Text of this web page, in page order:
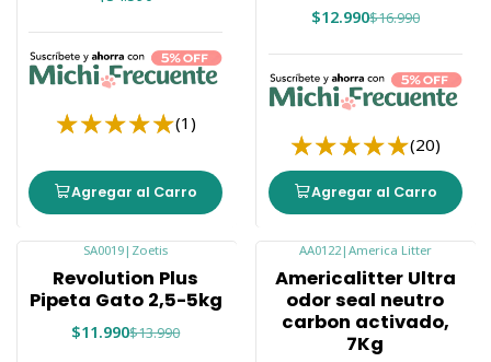
(1)
Agregar al Carro
$12.990$16.990
(20)
Agregar al Carro
SA0019 | Zoetis
Revolution Plus
Pipeta Gato 2,5-5kg
$11.990$13.990
AA0122| America Litter
Americalitter Ultra
odor seal neutro
carbon activado,
7Kg